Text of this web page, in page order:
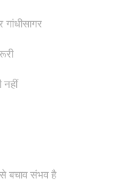
बचाव संभव है